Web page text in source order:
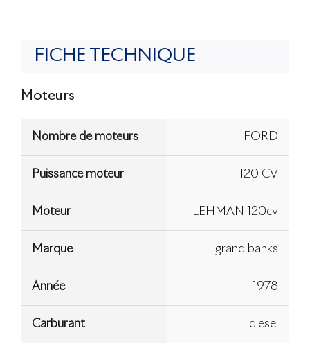
FICHE TECHNIQUE
Moteurs
Nombre de moteurs FORD
Puissance moteur 120 CV
Moteur LEHMAN 120cv
Marque grand banks
Année 1978
Carburant diesel